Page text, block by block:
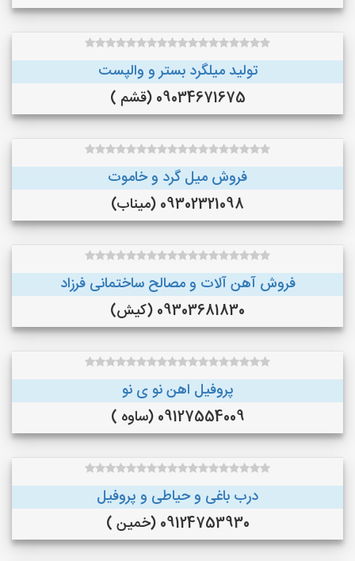
تولید میلگرد بستر و والپست
09034671675 (قشم )
فروش میل گرد و خاموت
09302321098 (میناب)
فروش آهن آلات و مصالح ساختمانی فرزاد
09303681830 (کیش)
پروفیل اهن نو ی نو
09127554009 (ساوه )
درب باغی و حیاطی و پروفیل
09124753930 (خمین )